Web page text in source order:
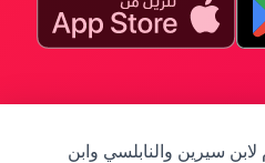
سيرين والنابلسي وابن